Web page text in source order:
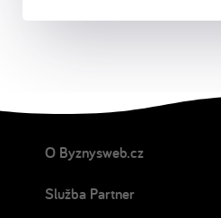
O Byznysweb.cz
Služba Partner